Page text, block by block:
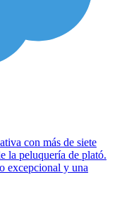
con más de siete
la peluquería de plató.
excepcional y una